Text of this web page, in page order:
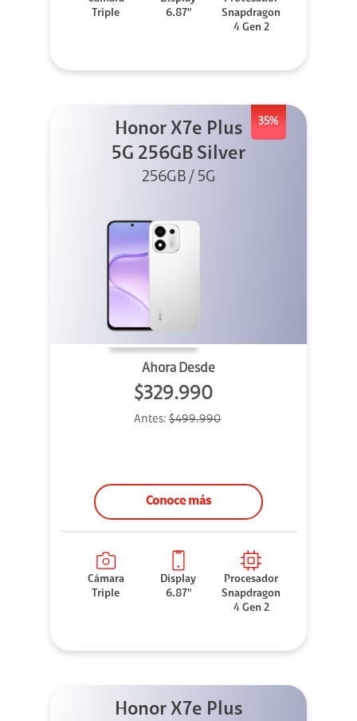
Triple
6.87"
Snapdragon
4 Gen 2
35%
Honor X7e Plus
5G 256GB Silver
256GB / 5G
Ahora Desde
$329.990
Antes: $499.990
Conoce más
Cámara
Triple
Display
6.87"
Procesador
Snapdragon
4 Gen 2
Honor X7e Plus